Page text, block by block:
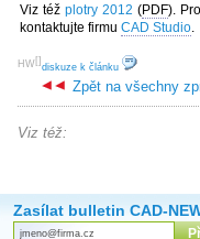
Viz též plotry 2012 (PDF).
kontaktujte firmu CAD Studio
[
HW ]
diskuze k článku
Zpět na všechny
Viz též:
Zasílat bulletin CAD-